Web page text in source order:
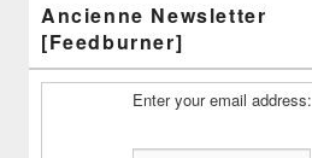
Ancienne Newsletter
[Feedburner]
Enter your email address: